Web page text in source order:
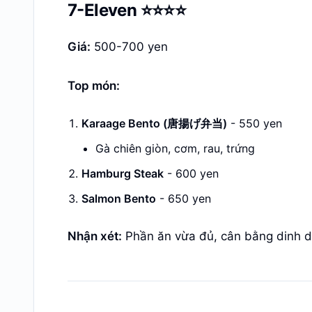
7-Eleven ⭐⭐⭐⭐
Giá: 500-700 yen
Top món:
Karaage Bento (唐揚げ弁当) - 550 yen
Gà chiên giòn, cơm, rau, trứng
Hamburg Steak - 600 yen
Salmon Bento - 650 yen
Nhận xét: Phần ăn vừa đủ, cân bằng dinh